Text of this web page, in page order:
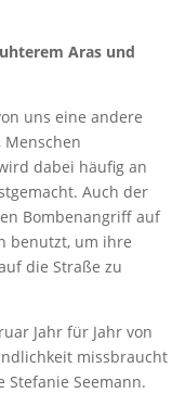
Aras und
uns eine andere
dabei häufig an
Auch der
Bombenangriff auf
benutzt, um ihre
die Straße zu
Jahr für Jahr von
missbraucht
Stefanie Seemann.